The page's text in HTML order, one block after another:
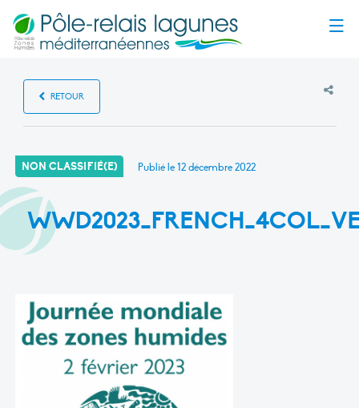
RETOUR
NON CLASSIFIÉ(E) Publié le12 décembre 2022